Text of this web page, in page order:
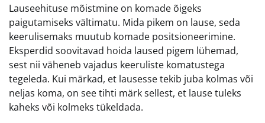
Lauseehituse mõistmine on komade õigeks
paigutamiseks vältimatu. Mida pikem on lause, seda
keerulisemaks muutub komade positsioneerimine.
Eksperdid soovitavad hoida laused pigem lühemad,
sest nii väheneb vajadus keeruliste komatustega
tegeleda. Kui märkad, et lausesse tekib juba kolmas või
neljas koma, on see tihti märk sellest, et lause tuleks
kaheks või kolmeks tükeldada.